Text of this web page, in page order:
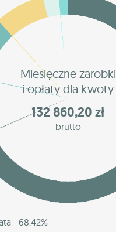
Miesięczne zarobki
i opłaty dla kwoty
132 860,20 zł
brutto
- 68.42%